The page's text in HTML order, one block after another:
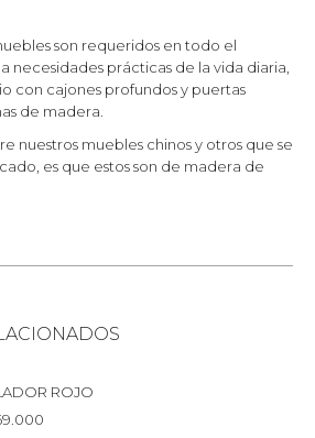
son requeridos en todo el
necesidades prácticas de la vida diaria,
con cajones profundos y puertas
de madera.
nuestros muebles chinos y otros que se
es que estos son de madera de
ROJO